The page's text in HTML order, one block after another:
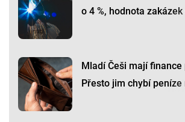
o 4 %, hodnota
Mladí Češi mají
Přesto jim chybí peníze